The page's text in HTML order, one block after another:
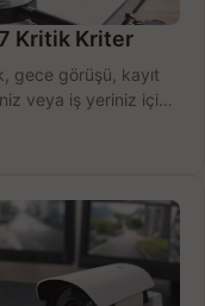
Kritik Kriter
gece görüşü, kayıt
veya iş yeriniz için